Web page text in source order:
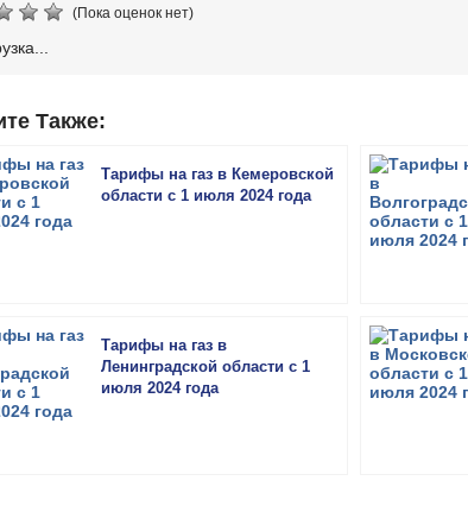
(Пока оценок нет)
Также:
Тарифы на газ в Кемеровской
области с 1 июля 2024 года
Тарифы на газ в
Ленинградской области с 1
июля 2024 года